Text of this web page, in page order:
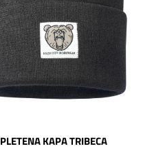
PLETENA KAPA TRIBECA